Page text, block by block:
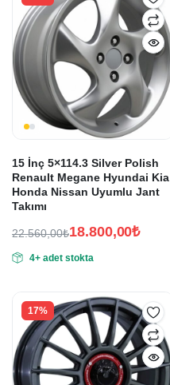
15 İnç 5×114.3 Silver Polish
Renault Megane Hyundai Kia
Honda Nissan Uyumlu Jant
Takımı
22.560,00₺
fiyat:
18.800,00₺
andaki
18.800,00₺.
4+ adet stokta
17%